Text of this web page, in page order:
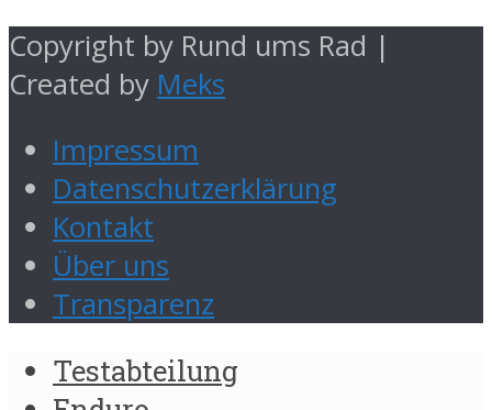
Copyright by Rund ums Rad |
Created by Meks
Impressum
Datenschutzerklärung
Kontakt
Über uns
Transparenz
Testabteilung